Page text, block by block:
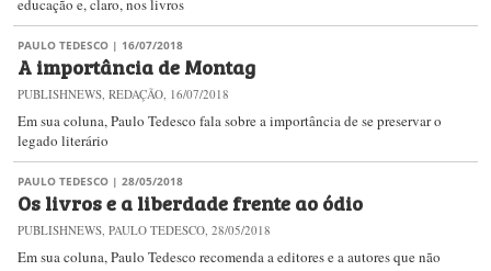
educação e, claro, nos livros
PAULO TEDESCO | 16/07/2018
A importância de Montag
PUBLISHNEWS, REDAÇÃO, 16/07/2018
Em sua coluna, Paulo Tedesco fala sobre a importância de se preservar o
legado literário
PAULO TEDESCO | 28/05/2018
Os livros e a liberdade frente ao ódio
PUBLISHNEWS, PAULO TEDESCO, 28/05/2018
Em sua coluna, Paulo Tedesco recomenda a editores e a autores que não